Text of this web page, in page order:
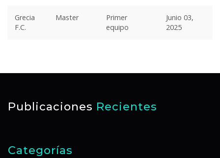
Grecia
F.C.
Master
Primer
equipo
Junio 03,
2025
Publicaciones Recientes
Categorías